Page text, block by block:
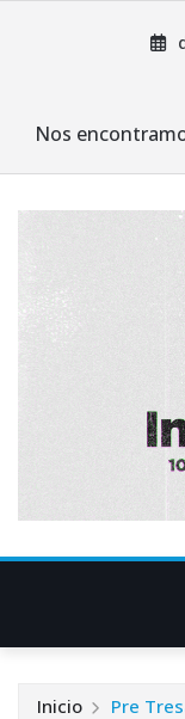
Nos
Inicio Pre